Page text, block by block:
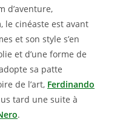
d’aventure,
le cinéaste est avant
et son style s’en
et d’une forme de
sa patte
de l’art, Ferdinando
tard une suite à
.